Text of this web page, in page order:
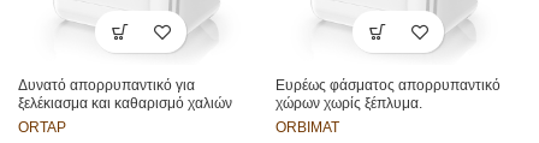
Δυνατό απορρυπαντικό για
ξελέκιασμα και καθαρισμό χαλιών
ORTAP
Ευρέως φάσματος απορρυπαντικό
χώρων χωρίς ξέπλυμα.
ORBIMAT